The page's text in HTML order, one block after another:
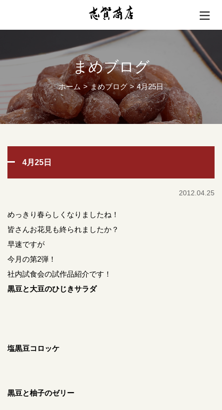
まめブログ
ホーム まめブログ 4月25日
4月25日
2012.04.25
めっきり春らしくなりましたね！
皆さんお花見も終られましたか？
早速ですが
今月の第2弾！
社内試食会の試作品紹介です！
黒豆と大豆のひじきサラダ
塩黒豆コロッケ
黒豆と柚子のゼリー